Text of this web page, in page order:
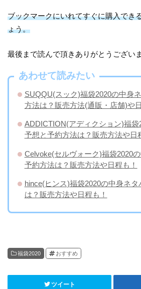
ブックマークにいれてすぐに購入でき
ょう。
最後まで読んで頂きありがとうござい
あわせて読みたい
SUQQU(スック)福袋2020の中身
方法は？販売方法(通販・店舗)や
ADDICTION(アディクション)福袋
予想と予約方法は？販売方法や日
Celvoke(セルヴォーク)福袋2020
予約方法は？販売方法や日程も！
hince(ヒンス)福袋2020の中身ネ
は？販売方法や日程も！
福袋2020 おすすめ
ツイート